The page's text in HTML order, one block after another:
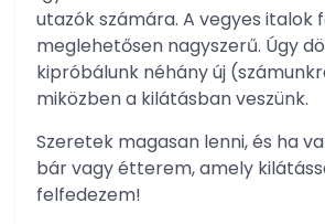
utazók számára. A vegyes italok
meglehetősen nagyszerű. Úgy
kipróbálunk néhány új
miközben a kilátásban veszünk.
Szeretek magasan lenni, és ha
bár vagy étterem, amely
felfedezem!